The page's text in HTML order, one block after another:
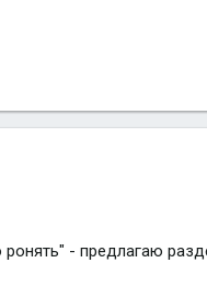
- предлагаю